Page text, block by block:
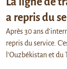
a repris du
Après 30 ans
repris du service.
l'Ouzbékistan et du